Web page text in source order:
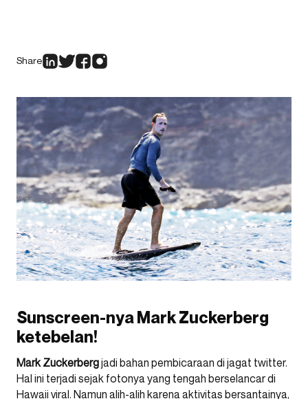
Share
Sunscreen-nya Mark Zuckerberg
ketebelan!
Mark Zuckerbergjadi bahan pembicaraan di jagat twitter.
Hal ini terjadi sejak fotonya yang tengah berselancar di
Hawaii viral. Namun alih-alih karena aktivitas bersantainya,